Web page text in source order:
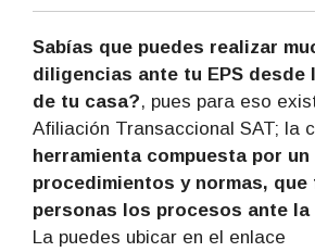
Sabías que puedes realizar
diligencias ante tu EPS desde
de tu casa?, pues para eso
Afiliación Transaccional SAT; la
herramienta compuesta por
procedimientos y normas,
personas los procesos ante la
La puedes ubicar en el enlace